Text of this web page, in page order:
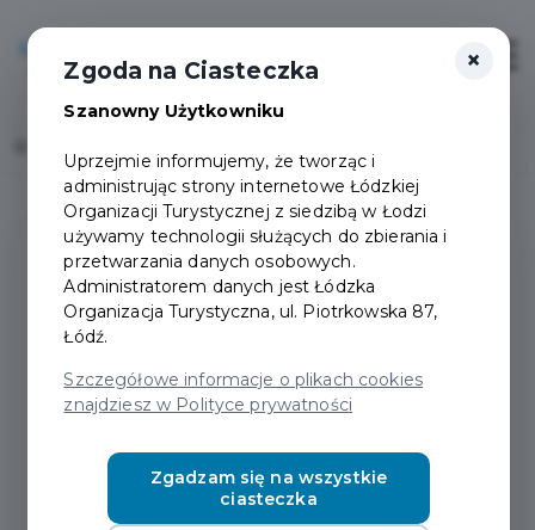
Login/Rejestracja ×
Zgoda na Ciasteczka
Szanowny Użytkowniku
Uprzejmie informujemy, że tworząc i
administrując strony internetowe Łódzkiej
Organizacji Turystycznej z siedzibą w Łodzi
używamy technologii służących do zbierania i
przetwarzania danych osobowych.
Administratorem danych jest Łódzka
Organizacja Turystyczna, ul. Piotrkowska 87,
Łódź.
Szczegółowe informacje o plikach cookies
znajdziesz w Polityce prywatności
Zgadzam się na wszystkie
ciasteczka